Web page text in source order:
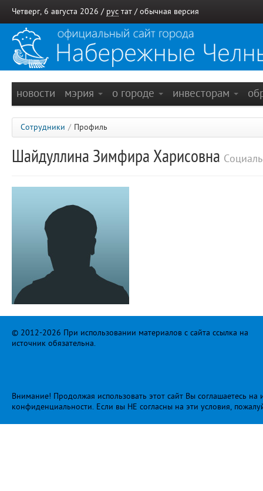
Четверг, 6 августа 2026 / рус тат / обычная версия
новости мэрия о городе инвесторам
Сотрудники / Профиль
Шайдуллина Зимфира Харисовна
© 2012-2026 При использовании материалов с сайта ссылка на
источник обязательна.
Внимание! Продолжая использовать этот сайт Вы соглашаетесь
конфиденциальности. Если вы НЕ согласны на эти условия,